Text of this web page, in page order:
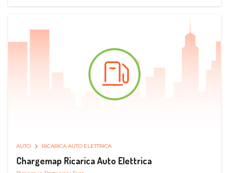
AUTO RICARICA AUTO ELETTRICA
Chargemap Ricarica Auto Elettrica